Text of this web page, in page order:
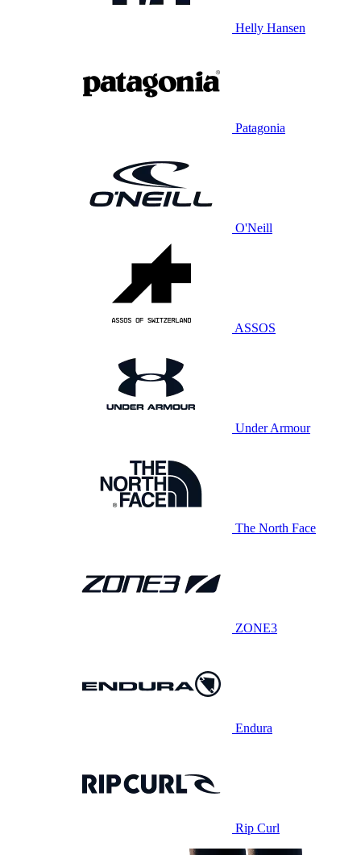
Helly Hansen
Patagonia
O'Neill
ASSOS
Under Armour
The North Face
ZONE3
Endura
Rip Curl